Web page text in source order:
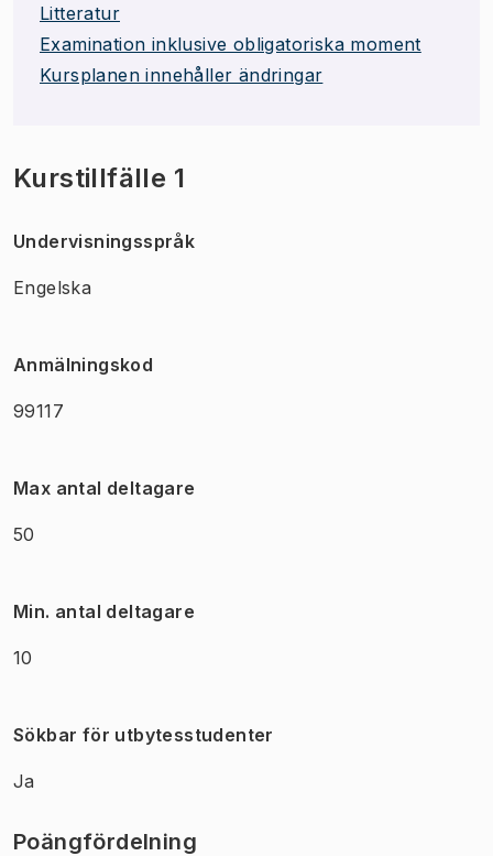
Litteratur
Examination inklusive obligatoriska moment
Kursplanen innehåller ändringar
Kurstillfälle 1
Undervisningsspråk
Engelska
Anmälningskod
99117
Max antal deltagare
50
Min. antal deltagare
10
Sökbar för utbytesstudenter
Ja
Poängfördelning